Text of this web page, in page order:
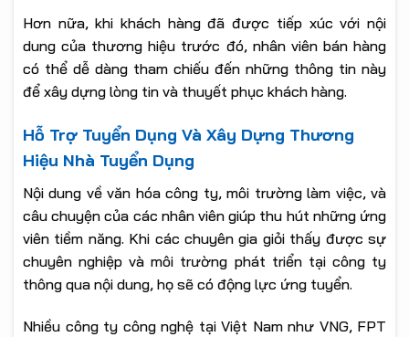
Hơn nữa, khi khách hàng đã được tiếp xúc với nội
dung của thương hiệu trước đó, nhân viên bán hàng
có thể dễ dàng tham chiếu đến những thông tin này
để xây dựng lòng tin và thuyết phục khách hàng.
Hỗ Trợ Tuyển Dụng Và Xây Dựng Thương
Hiệu Nhà Tuyển Dụng
Nội dung về văn hóa công ty, môi trường làm việc, và
câu chuyện của các nhân viên giúp thu hút những ứng
viên tiềm năng. Khi các chuyên gia giỏi thấy được sự
chuyên nghiệp và môi trường phát triển tại công ty
thông qua nội dung, họ sẽ có động lực ứng tuyển.
Nhiều công ty công nghệ tại Việt Nam như VNG, FPT